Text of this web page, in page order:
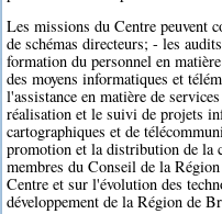
Les missions du Centre peuvent
de schémas directeurs; - les
formation du personnel en
des moyens informatiques et
l'assistance en matière de
réalisation et le suivi de projets
cartographiques et de
promotion et la distribution de la
membres du Conseil de la
Centre et sur l'évolution des
développement de la Région de